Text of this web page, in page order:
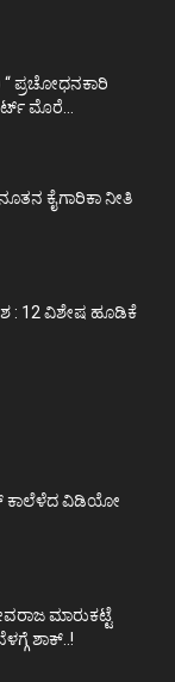
“ ಪ್ರಚೋಧನಕಾರಿ
ಮೊರೆ...
ಕೈಗಾರಿಕಾ ನೀತಿ
: 12 ವಿಶೇಷ ಹೂಡಿಕೆ
ಕಾಲೆಳೆದ ವಿಡಿಯೋ
ಮಾರುಕಟ್ಟೆ
ಶಾಕ್..!